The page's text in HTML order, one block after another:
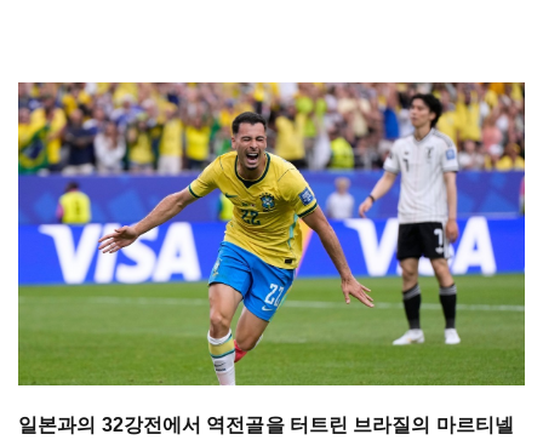
일본과의 32강전에서 역전골을 터트린 브라질의 마르티넬